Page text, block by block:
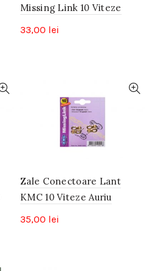
Missing Link 10 Viteze
33,00 lei
Zale Conectoare Lant
KMC 10 Viteze Auriu
35,00 lei